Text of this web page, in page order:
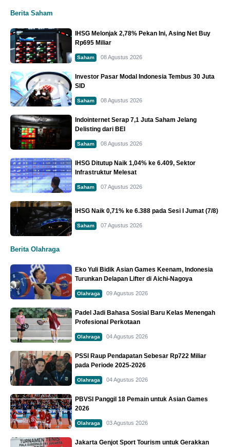
Berita Saham
IHSG Melonjak 2,78% Pekan Ini, Asing Net Buy
Rp695 Miliar
Saham 08 Agustus 2026
Investor Pasar Modal Indonesia Tembus 30 Juta
SID
Saham 08 Agustus 2026
Indointernet Serap 7,1 Juta Saham Jelang
Delisting dari BEI
Saham 08 Agustus 2026
IHSG Ditutup Naik 1,04% ke 6.409, Sektor
Infrastruktur Melesat
Saham 07 Agustus 2026
IHSG Naik 0,71% ke 6.388 pada Sesi I Jumat (7/8)
Saham 07 Agustus 2026
Berita Olahraga
Eko Yuli Bidik Asian Games Keenam, Indonesia
Turunkan Delapan Lifter di Aichi-Nagoya
Olahraga 09 Agustus 2026
Padel Jadi Bahasa Sosial Baru Kelas Menengah
Profesional Perkotaan
Olahraga 04 Agustus 2026
PSSI Raup Pendapatan Sebesar Rp722 Miliar
pada Periode 2025-2026
Olahraga 04 Agustus 2026
PBVSI Panggil 18 Pemain untuk Asian Games
2026
Olahraga 03 Agustus 2026
Jakarta Genjot Sport Tourism untuk Gerakkan